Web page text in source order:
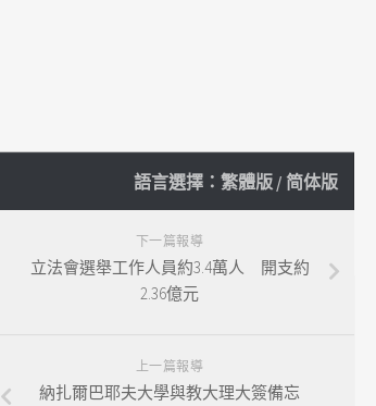
語言選擇： 繁體版 / 简体版
下一篇報導
立法會選舉工作人員約3.4萬人 開支約
2.36億元
上一篇報導
納扎爾巴耶夫大學與教大理大簽備忘